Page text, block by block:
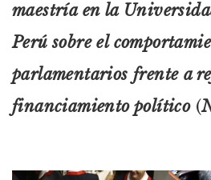
maestría en la
Perú sobre el
parlamentarios frente a
financiamiento político(